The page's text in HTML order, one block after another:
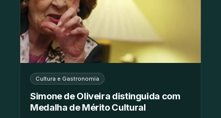
Cultura e Gastronomia
Simone de Oliveira distinguida com
Medalha de Mérito Cultural